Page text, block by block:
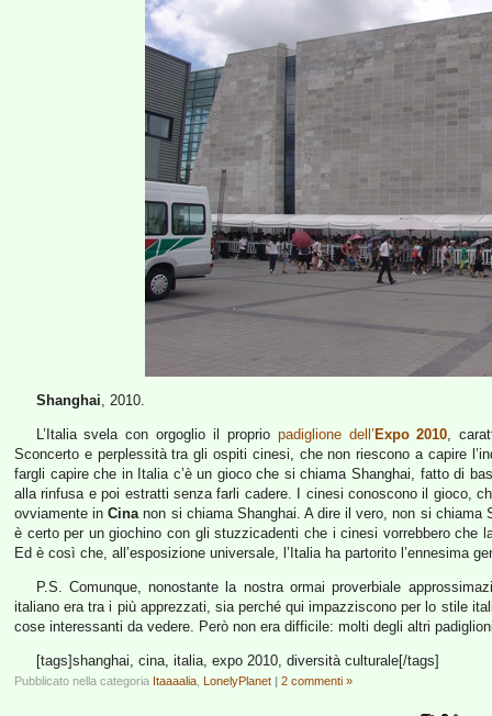
Shanghai , 2010.
L’Italia svela con orgoglio il proprio padiglione dell’ Expo 2010 ,
Sconcerto e perplessità tra gli ospiti cinesi, che non riescono a capire
fargli capire che in Italia c’è un gioco che si chiama Shanghai, fatto di
alla rinfusa e poi estratti senza farli cadere. I cinesi conoscono il gioco,
ovviamente inCina non si chiama Shanghai. A dire il vero, non si chiama
è certo per un giochino con gli stuzzicadenti che i cinesi vorrebbero che
Ed è così che, all’esposizione universale, l’Italia ha partorito l’ennesima
P.S. Comunque, nonostante la nostra ormai proverbiale
italiano era tra i più apprezzati, sia perché qui impazziscono per lo stile
cose interessanti da vedere. Però non era difficile: molti degli altri
[tags]shanghai, cina, italia, expo 2010, diversità culturale[/tags]
Pubblicato nella categoria Itaaaalia LonelyPlanet | 2 commenti »